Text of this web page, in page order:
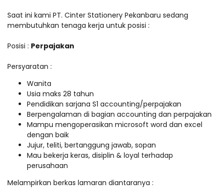
Saat ini kami PT. Cinter Stationery Pekanbaru sedang
membutuhkan tenaga kerja untuk posisi :
Posisi : Perpajakan
Persyaratan :
Wanita
Usia maks 28 tahun
Pendidikan sarjana S1 accounting/perpajakan
Berpengalaman di bagian accounting dan perpajakan
Mampu mengoperasikan microsoft word dan excel
dengan baik
Jujur, teliti, bertanggung jawab, sopan
Mau bekerja keras, disiplin & loyal terhadap
perusahaan
Melampirkan berkas lamaran diantaranya :